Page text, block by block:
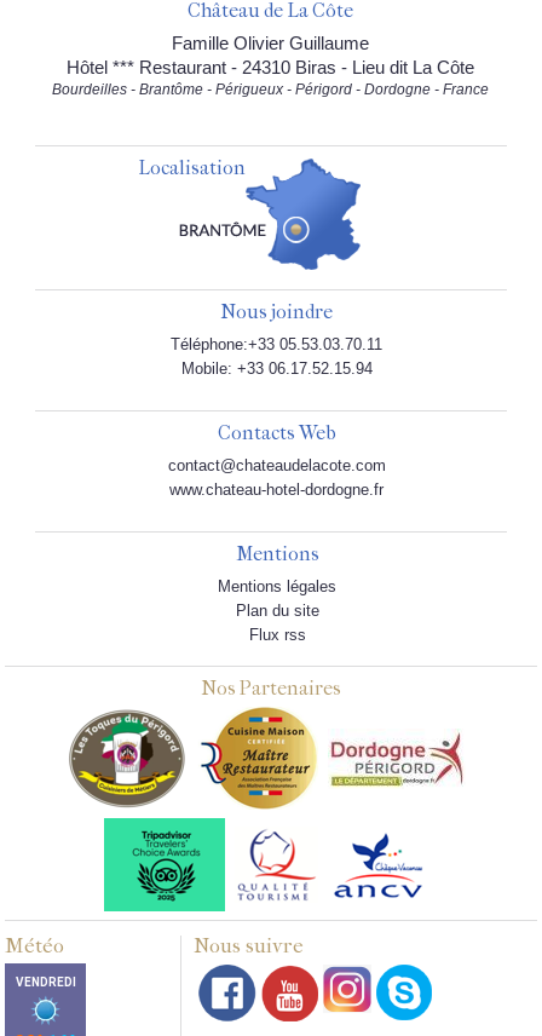
Château de La Côte
Famille Olivier Guillaume
Hôtel *** Restaurant - 24310 Biras - Lieu dit La Côte
Bourdeilles - Brantôme - Périgueux - Périgord - Dordogne - France
Localisation
Nous joindre
Téléphone:+33 05.53.03.70.11
Mobile: +33 06.17.52.15.94
Contacts Web
contact@chateaudelacote.com
www.chateau-hotel-dordogne.fr
Mentions
Mentions légales
Plan du site
Flux rss
Nos Partenaires
Météo Nous suivre